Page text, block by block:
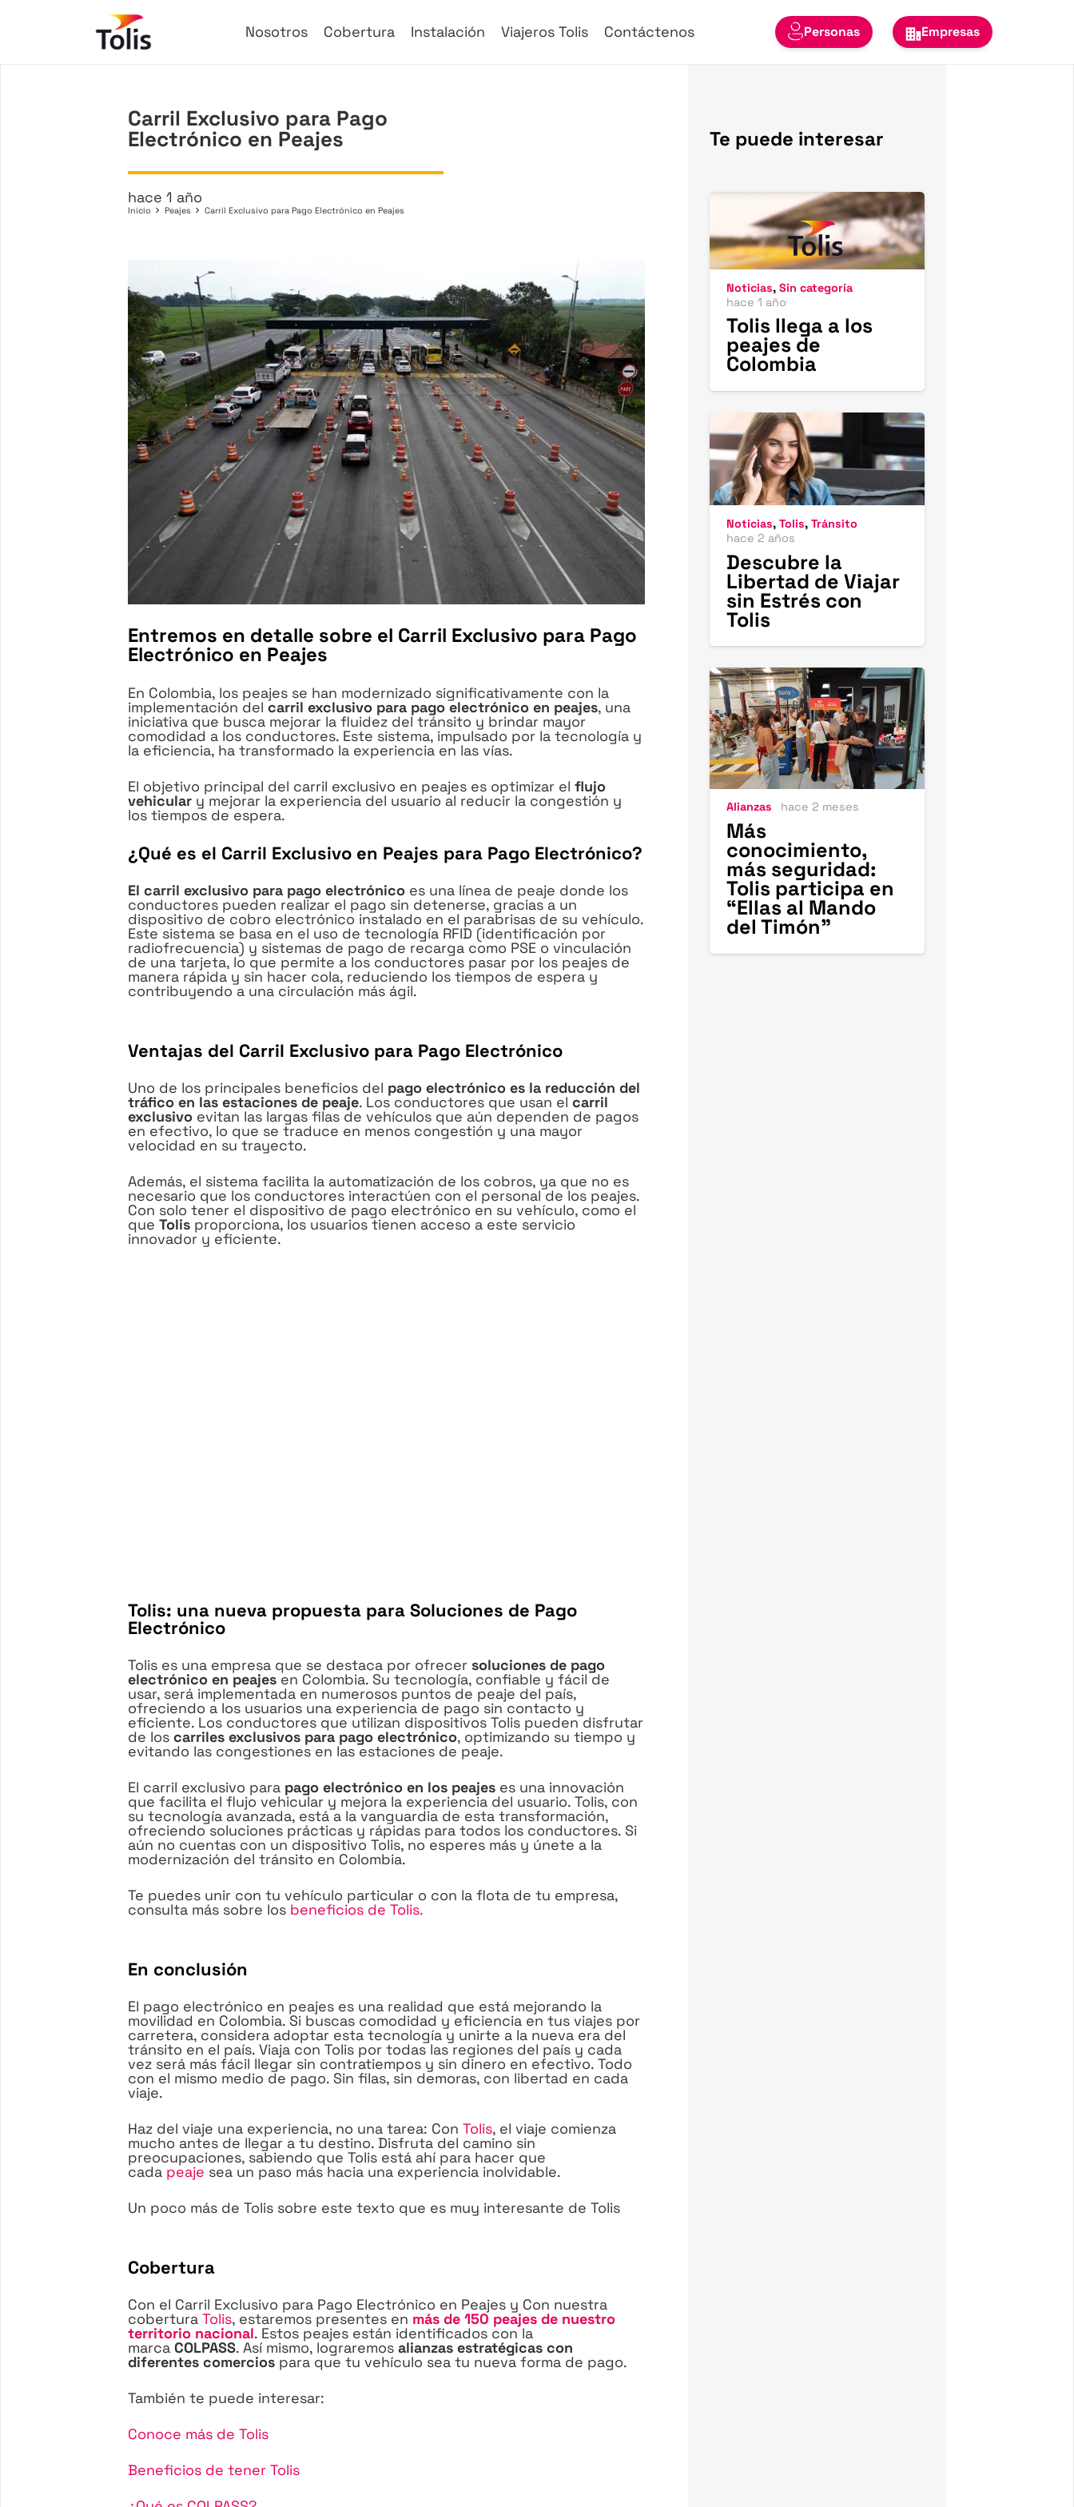
Nosotros Cobertura Instalación Viajeros Tolis Contáctenos Personas Empresas
Carril Exclusivo para Pago
Electrónico en Peajes
hace 1 año
Inicio Peajes Carril Exclusivo para Pago Electrónico en Peajes
Entremos en detalle sobre el Carril Exclusivo para Pago
Electrónico en Peajes
En Colombia, los peajes se han modernizado significativamente con la
implementación del carril exclusivo para pago electrónico en peajes, una
iniciativa que busca mejorar la fluidez del tránsito y brindar mayor
comodidad a los conductores. Este sistema, impulsado por la tecnología y
la eficiencia, ha transformado la experiencia en las vías.
El objetivo principal del carril exclusivo en peajes es optimizar el flujo
vehicular y mejorar la experiencia del usuario al reducir la congestión y
los tiempos de espera.
¿Qué es el Carril Exclusivo en Peajes para Pago Electrónico?
El carril exclusivo para pago electrónico es una línea de peaje donde los
conductores pueden realizar el pago sin detenerse, gracias a un
dispositivo de cobro electrónico instalado en el parabrisas de su vehículo.
Este sistema se basa en el uso de tecnología RFID (identificación por
radiofrecuencia) y sistemas de pago de recarga como PSE o vinculación
de una tarjeta, lo que permite a los conductores pasar por los peajes de
manera rápida y sin hacer cola, reduciendo los tiempos de espera y
contribuyendo a una circulación más ágil.
Ventajas del Carril Exclusivo para Pago Electrónico
Uno de los principales beneficios del pago electrónico es la reducción del
tráfico en las estaciones de peaje. Los conductores que usan el carril
exclusivo evitan las largas filas de vehículos que aún dependen de pagos
en efectivo, lo que se traduce en menos congestión y una mayor
velocidad en su trayecto.
Además, el sistema facilita la automatización de los cobros, ya que no es
necesario que los conductores interactúen con el personal de los peajes.
Con solo tener el dispositivo de pago electrónico en su vehículo, como el
que Tolis proporciona, los usuarios tienen acceso a este servicio
innovador y eficiente.
Tolis: una nueva propuesta para Soluciones de Pago
Electrónico
Tolis es una empresa que se destaca por ofrecer soluciones de pago
electrónico en peajes en Colombia. Su tecnología, confiable y fácil de
usar, será implementada en numerosos puntos de peaje del país,
ofreciendo a los usuarios una experiencia de pago sin contacto y
eficiente. Los conductores que utilizan dispositivos Tolis pueden disfrutar
de los carriles exclusivos para pago electrónico, optimizando su tiempo y
evitando las congestiones en las estaciones de peaje.
El carril exclusivo para pago electrónico en los peajes es una innovación
que facilita el flujo vehicular y mejora la experiencia del usuario. Tolis, con
su tecnología avanzada, está a la vanguardia de esta transformación,
ofreciendo soluciones prácticas y rápidas para todos los conductores. Si
aún no cuentas con un dispositivo Tolis, no esperes más y únete a la
modernización del tránsito en Colombia.
Te puedes unir con tu vehículo particular o con la flota de tu empresa,
consulta más sobre los beneficios de Tolis.
En conclusión
El pago electrónico en peajes es una realidad que está mejorando la
movilidad en Colombia. Si buscas comodidad y eficiencia en tus viajes por
carretera, considera adoptar esta tecnología y unirte a la nueva era del
tránsito en el país. Viaja con Tolis por todas las regiones del país y cada
vez será más fácil llegar sin contratiempos y sin dinero en efectivo. Todo
con el mismo medio de pago. Sin filas, sin demoras, con libertad en cada
viaje.
Haz del viaje una experiencia, no una tarea: Con Tolis, el viaje comienza
mucho antes de llegar a tu destino. Disfruta del camino sin
preocupaciones, sabiendo que Tolis está ahí para hacer que
cada peaje sea un paso más hacia una experiencia inolvidable.
Un poco más de Tolis sobre este texto que es muy interesante de Tolis
Cobertura
Con el Carril Exclusivo para Pago Electrónico en Peajes y Con nuestra
cobertura Tolis, estaremos presentes en más de 150 peajes de nuestro
territorio nacional. Estos peajes están identificados con la
marca COLPASS. Así mismo, lograremos alianzas estratégicas con
diferentes comercios para que tu vehículo sea tu nueva forma de pago.
También te puede interesar:
Conoce más de Tolis
Beneficios de tener Tolis
Te puede interesar
Noticias,Sin categoría
hace 1 año
Tolis llega a los
peajes de
Colombia
Noticias,Tolis,Tránsito
hace 2 años
Descubre la
Libertad de Viajar
sin Estrés con
Tolis
Alianzas hace 2 meses
Más
conocimiento,
más seguridad:
Tolis participa en
“Ellas al Mando
del Timón”